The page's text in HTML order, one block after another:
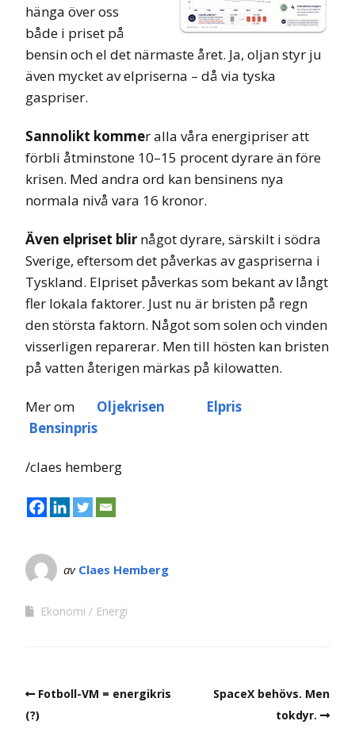
hänga över oss
både i priset på
bensin och el det närmaste året. Ja, oljan styr ju
även mycket av elpriserna – då via tyska
gaspriser.
Sannolikt kommer alla våra energipriser att
förbli åtminstone 10–15 procent dyrare än före
krisen. Med andra ord kan bensinens nya
normala nivå vara 16 kronor.
Även elpriset blir något dyrare, särskilt i södra
Sverige, eftersom det påverkas av gaspriserna i
Tyskland. Elpriset påverkas som bekant av långt
fler lokala faktorer. Just nu är bristen på regn
den största faktorn. Något som solen och vinden
visserligen reparerar. Men till hösten kan bristen
på vatten återigen märkas på kilowatten.
Mer om Oljekrisen
Elpris
Bensinpris
/claes hemberg
av Claes Hemberg
Ekonomi Energi
Fotboll-VM = energikris
(?)
SpaceX behövs. Men
tokdyr.